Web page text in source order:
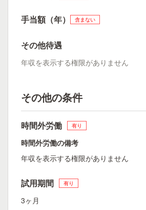
手当額（年） 含まない
その他待遇
年収を表示する権限がありません
その他の条件
時間外労働 有り
時間外労働の備考
年収を表示する権限がありません
試用期間 有り
3ヶ月